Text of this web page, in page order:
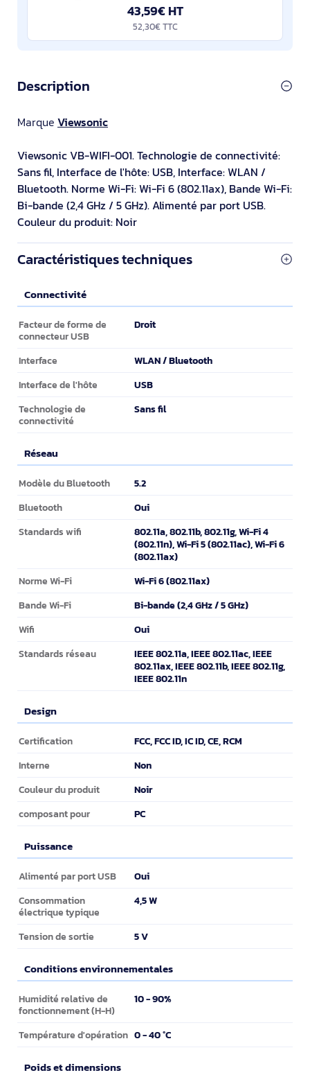
43,59€ HT
52,30€ TTC
Description
Marque Viewsonic
Viewsonic VB-WIFI-001. Technologie de connectivité:
Sans fil, Interface de l'hôte: USB, Interface: WLAN /
Bluetooth. Norme Wi-Fi: Wi-Fi 6 (802.11ax), Bande Wi-Fi:
Bi-bande (2,4 GHz / 5 GHz). Alimenté par port USB.
Couleur du produit: Noir
Caractéristiques techniques
Connectivité
Connectivité
Facteur de forme de
connecteur USB
Droit
Interface WLAN / Bluetooth
Interface de l'hôte USB
Technologie de
connectivité
Sans fil
Réseau
Réseau
Modèle du Bluetooth 5.2
Bluetooth Oui
Standards wifi
802.11a, 802.11b, 802.11g, Wi-Fi 4
(802.11n), Wi-Fi 5 (802.11ac), Wi-Fi 6
(802.11ax)
Norme Wi-Fi Wi-Fi 6 (802.11ax)
Bande Wi-Fi Bi-bande (2,4 GHz / 5 GHz)
Wifi Oui
Standards réseau
IEEE 802.11a, IEEE 802.11ac, IEEE
802.11ax, IEEE 802.11b, IEEE 802.11g,
IEEE 802.11n
Design
Design
Certification FCC, FCC ID, IC ID, CE, RCM
Interne Non
Couleur du produit Noir
composant pour PC
Puissance
Puissance
Alimenté par port USB Oui
Consommation
électrique typique
4,5 W
Tension de sortie 5 V
Conditions environnementales
Conditions environnementales
Humidité relative de
fonctionnement (H-H)
10 - 90%
Température d'opération 0 - 40 °C
Poids et dimensions